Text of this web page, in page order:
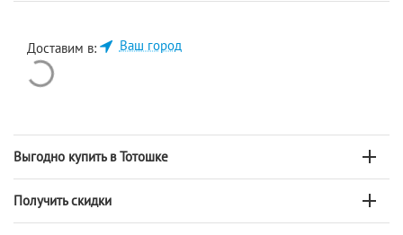
Доставим в: Ваш город
Выгодно купить в Тотошке
Получить скидки